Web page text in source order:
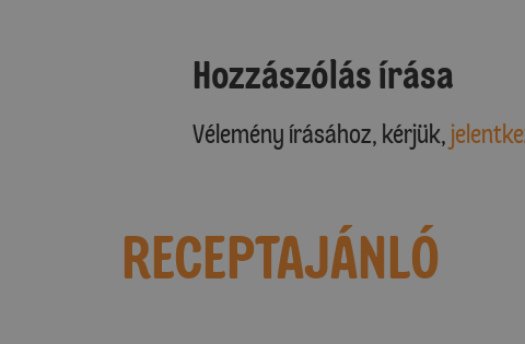
Hozzászólás írása
Vélemény írásához, kérjük,
RECEPTAJÁNLÓ